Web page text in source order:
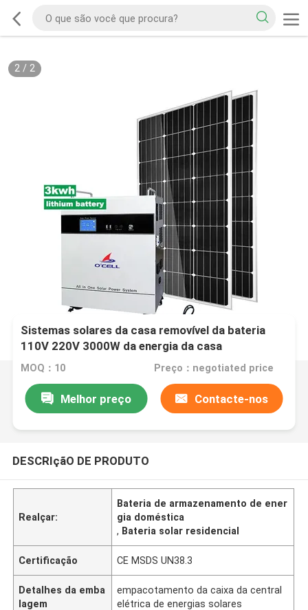
2/ 2
Sistemas solares da casa removível da bateria
110V 220V 3000W da energia da casa
MOQ：10 Preço：negotiated price
Melhor preço Contacte-nos
DESCRIçãO DE PRODUTO
Realçar:
Bateria de armazenamento de ener
gia doméstica
, Bateria solar residencial
Certificação CE MSDS UN38.3
Detalhes da emba
lagem
empacotamento da caixa da central
elétrica de energias solares